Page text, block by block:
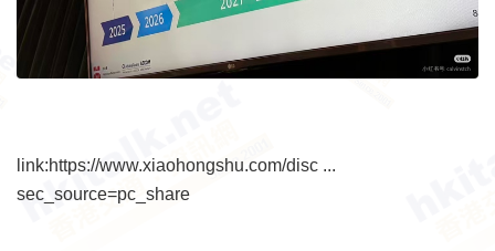
link:https://www.xiaohongshu.com/disc ...
sec_source=pc_share